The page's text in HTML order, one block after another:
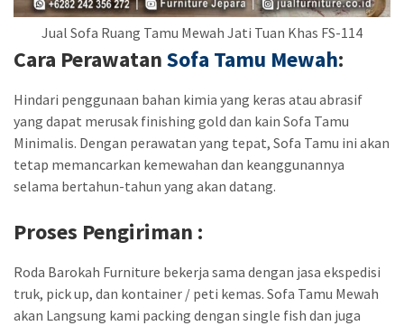
Jual Sofa Ruang Tamu Mewah Jati Tuan Khas FS-114
Cara PerawatanSofa Tamu Mewah:
Hindari penggunaan bahan kimia yang keras atau abrasif
yang dapat merusak finishing gold dan kain Sofa Tamu
Minimalis. Dengan perawatan yang tepat, Sofa Tamu ini akan
tetap memancarkan kemewahan dan keanggunannya
selama bertahun-tahun yang akan datang.
Proses Pengiriman :
Roda Barokah Furniture bekerja sama dengan jasa ekspedisi
truk, pick up, dan kontainer / peti kemas. Sofa Tamu Mewah
akan Langsung kami packing dengan single fish dan juga